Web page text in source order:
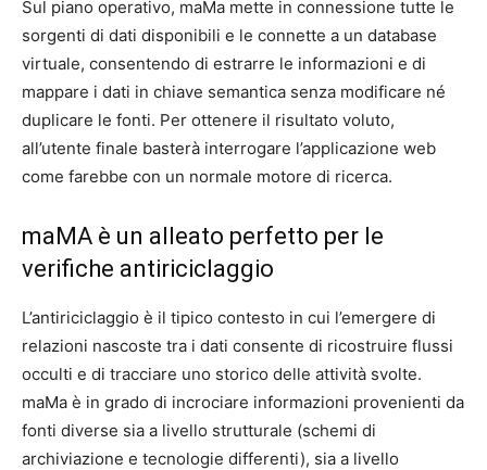
Sul piano operativo, maMa mette in connessione tutte le
sorgenti di dati disponibili e le connette a un database
virtuale, consentendo di estrarre le informazioni e di
mappare i dati in chiave semantica senza modificare né
duplicare le fonti. Per ottenere il risultato voluto,
all’utente finale basterà interrogare l’applicazione web
come farebbe con un normale motore di ricerca.
maMA è un alleato perfetto per le
verifiche antiriciclaggio
L’antiriciclaggio è il tipico contesto in cui l’emergere di
relazioni nascoste tra i dati consente di ricostruire flussi
occulti e di tracciare uno storico delle attività svolte.
maMa è in grado di incrociare informazioni provenienti da
fonti diverse sia a livello strutturale (schemi di
archiviazione e tecnologie differenti), sia a livello